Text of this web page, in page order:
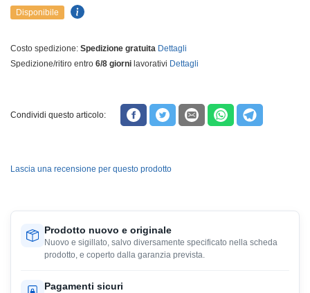
Disponibile
Costo spedizione: Spedizione gratuita Dettagli
Spedizione/ritiro entro 6/8 giorni lavorativi Dettagli
Condividi questo articolo:
Lascia una recensione per questo prodotto
Prodotto nuovo e originale
Nuovo e sigillato, salvo diversamente specificato nella scheda
prodotto, e coperto dalla garanzia prevista.
Pagamenti sicuri